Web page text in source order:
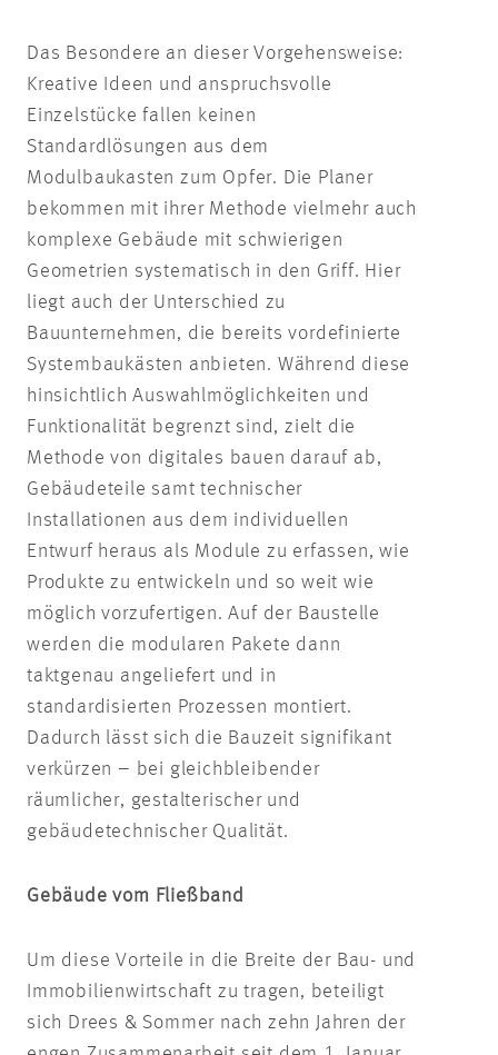
Das Besondere an dieser Vorgehensweise:
Kreative Ideen und anspruchsvolle
Einzelstücke fallen keinen
Standardlösungen aus dem
Modulbaukasten zum Opfer. Die Planer
bekommen mit ihrer Methode vielmehr auch
komplexe Gebäude mit schwierigen
Geometrien systematisch in den Griff. Hier
liegt auch der Unterschied zu
Bauunternehmen, die bereits vordefinierte
Systembaukästen anbieten. Während diese
hinsichtlich Auswahlmöglichkeiten und
Funktionalität begrenzt sind, zielt die
Methode von digitales bauen darauf ab,
Gebäudeteile samt technischer
Installationen aus dem individuellen
Entwurf heraus als Module zu erfassen, wie
Produkte zu entwickeln und so weit wie
möglich vorzufertigen. Auf der Baustelle
werden die modularen Pakete dann
taktgenau angeliefert und in
standardisierten Prozessen montiert.
Dadurch lässt sich die Bauzeit signifikant
verkürzen – bei gleichbleibender
räumlicher, gestalterischer und
gebäudetechnischer Qualität.
Gebäude vom Fließband
Um diese Vorteile in die Breite der Bau- und
Immobilienwirtschaft zu tragen, beteiligt
sich Drees & Sommer nach zehn Jahren der